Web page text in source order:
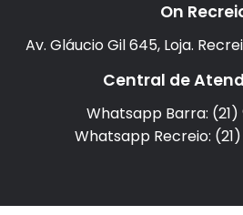
On
Av. Gláucio Gil 645, Loja.
Central de
Whatsapp Barra: (21)
Whatsapp Recreio: